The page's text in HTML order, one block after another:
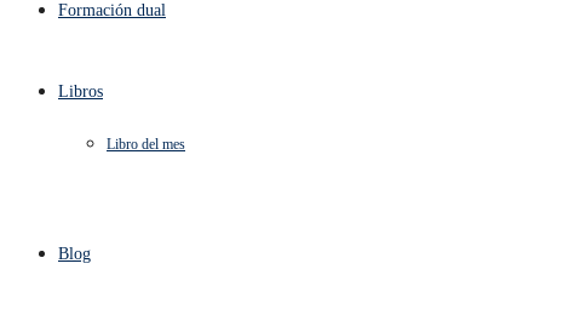
Formación dual
Libros
Libro del mes
Blog